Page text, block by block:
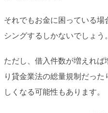
それでもお金に困っている
シングするしかないでしょう。
ただし、借入件数が増えれ
り貸金業法の総量規制だっ
しくなる可能性もあります。